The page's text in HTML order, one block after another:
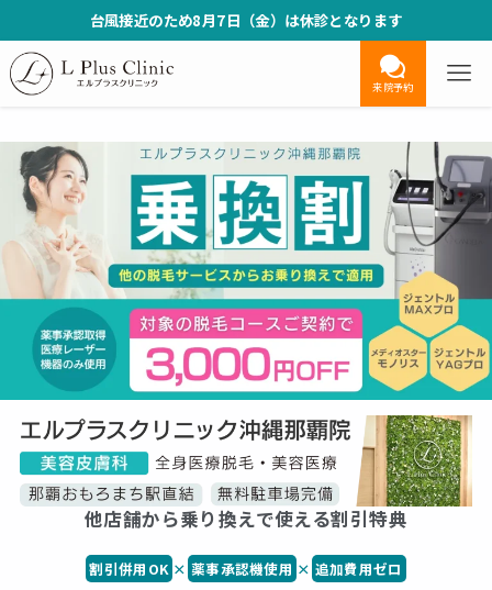
台風接近のため8月7日（金）は休診となります
来院予約
他店舗から乗り換えで使える割引特典
割引併用OK × 薬事承認機使用 × 追加費用ゼロ